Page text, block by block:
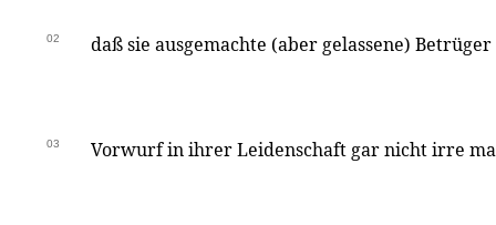
02 daß sie ausgemachte (aber gelassene)
03 Vorwurf in ihrer Leidenschaft gar nicht irre